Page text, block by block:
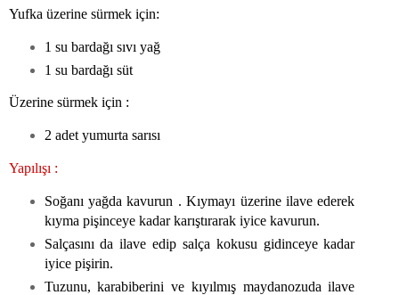
Yufka üzerine sürmek için:
1 su bardağı sıvı yağ
1 su bardağı süt
Üzerine sürmek için :
2 adet yumurta sarısı
Yapılışı :
Soğanı yağda kavurun . Kıymayı üzerine ilave ederek
kıyma pişinceye kadar karıştırarak iyice kavurun.
Salçasını da ilave edip salça kokusu gidinceye kadar
iyice pişirin.
Tuzunu, karabiberini ve kıyılmış maydanozuda ilave